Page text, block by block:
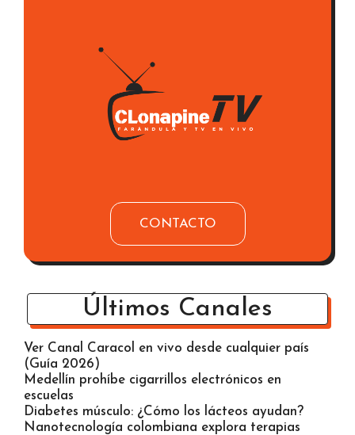
CONTACTO
Últimos Canales
Ver Canal Caracol en vivo desde cualquier país
(Guía 2026)
Medellín prohíbe cigarrillos electrónicos en
escuelas
Diabetes músculo: ¿Cómo los lácteos ayudan?
Nanotecnología colombiana explora terapias